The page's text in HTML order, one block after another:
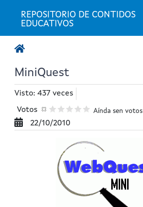
REPOSITORIO DE CONTIDOS
EDUCATIVOS
MiniQuest
Visto: 437 veces
Votos Aínda sen votos
22/10/2010